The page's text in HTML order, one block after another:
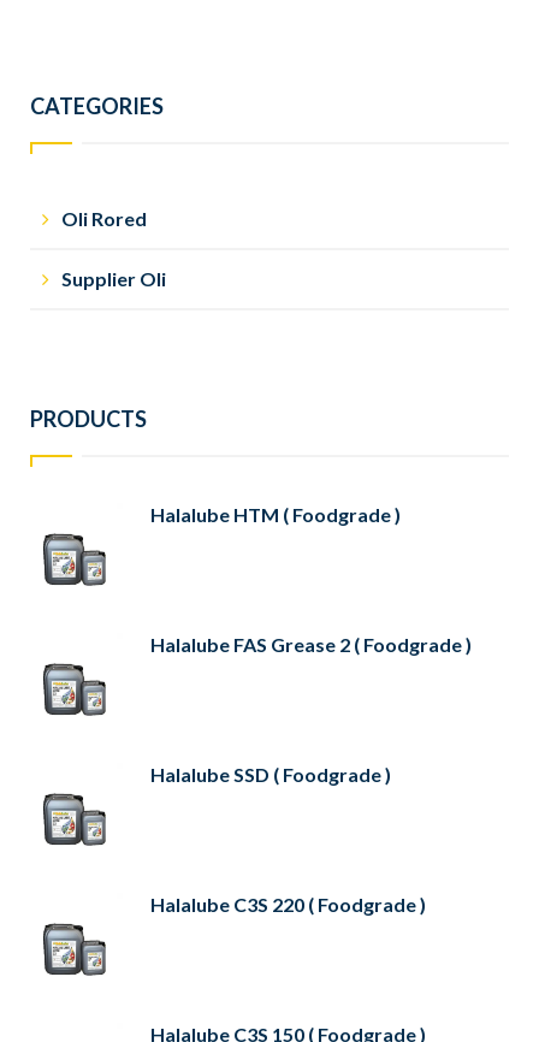
CATEGORIES
Oli Rored
Supplier Oli
PRODUCTS
Halalube HTM ( Foodgrade )
Halalube FAS Grease 2 ( Foodgrade )
Halalube SSD ( Foodgrade )
Halalube C3S 220 ( Foodgrade )
Halalube C3S 150 ( Foodgrade )